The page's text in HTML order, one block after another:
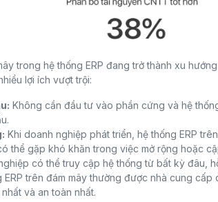
trong hệ thống ERP đang trở thành xu
lợi ích vượt trội:
Không cần đầu tư vào phần cứng và hệ
Khi doanh nghiệp phát triển, hệ thống ERP
thể gặp khó khăn trong việc mở rộng hoặc
có thể truy cập hệ thống từ bất kỳ đâu,
ERP trên đám mây thường được nhà cung
và an toàn nhất.